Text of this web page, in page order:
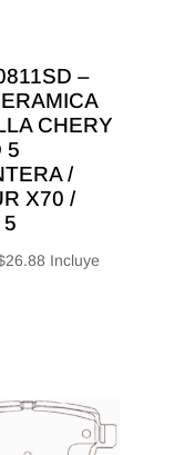
–
CHERY
5
/
X70 /
26.88 Rango
hasta
$26.88
Incluye